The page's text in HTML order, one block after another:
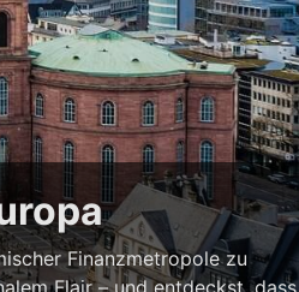
Finanzmetropole zu